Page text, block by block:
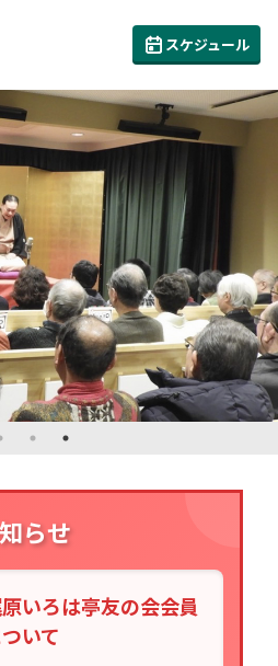
スケジュール
らせ
いろは亭友の会会員
いて